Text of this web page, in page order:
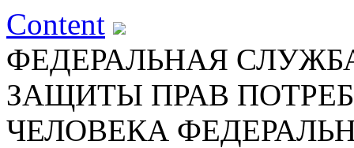
Content
ФЕДЕРАЛЬНАЯ
ЗАЩИТЫ ПРАВ
ЧЕЛОВЕКА